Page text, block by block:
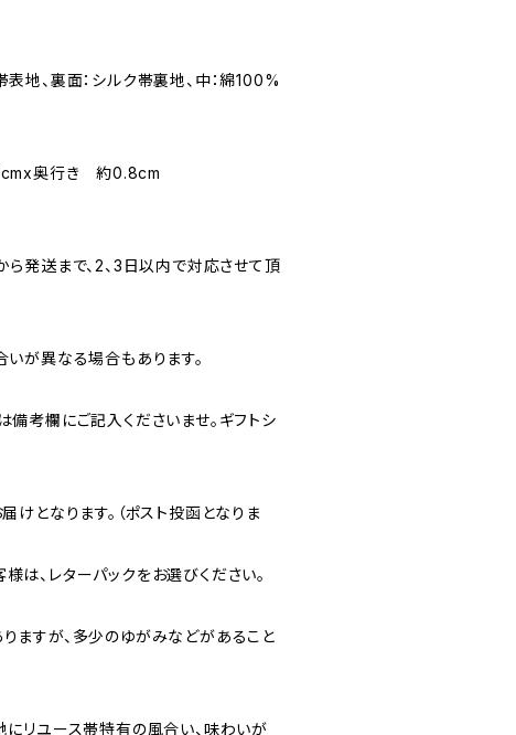
表地、裏面：シルク帯裏地、中：綿100%
奥行き 約0.8cm
ら発送まで、2、3日以内で対応させて頂
いが異なる場合もあります。
備考欄にご記入くださいませ。ギフトシ
けとなります。（ポスト投函となりま
は、レターパックをお選びください。
ますが、多少のゆがみなどがあること
にリユース帯特有の風合い、味わいが